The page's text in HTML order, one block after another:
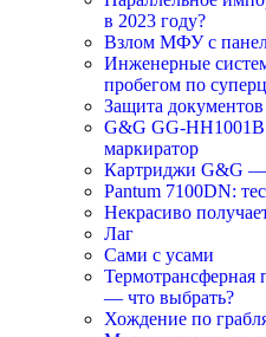
в 2023 году?
Взлом МФУ с
Инженерные
пробегом по
Защита
G&G GG-
маркиратор
Картриджи G&G —
Pantum 7100DN:
Некрасиво
Лаг
Сами с усами
Термотрансферная
— что выбрать?
Хождение по